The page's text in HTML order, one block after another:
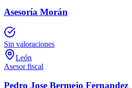
Asesoría Morán
Sin valoraciones
León
Asesor fiscal
Pedro Jose Bermejo Fernandez